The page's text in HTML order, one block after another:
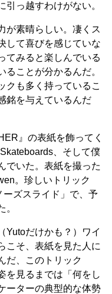
っ越すわけがない。
が素晴らしい。凄くス
して喜びを感じていな
てみると楽しんでいる
ことが分かるんだ。
クも多く持っているこ
銘を与えているんだ
』の表紙を飾ってく
、そして僕
でいた。表紙を撮った
。珍しいトリック
ーズスライド」で、予
。
だけかも？）ワイ
こそ、表紙を見た人に
だ、このトリック
を見るまでは「何をし
ーターの典型的な体勢